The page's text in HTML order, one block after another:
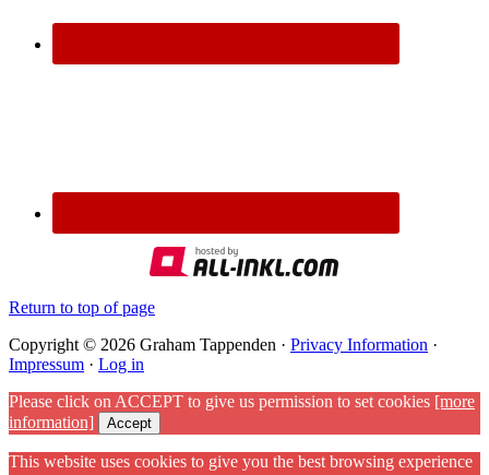
Return to top of page
Copyright © 2026 Graham Tappenden · Privacy Information ·
Impressum · Log in
Please click on ACCEPT to give us permission to set cookies [more
information]
Accept
This website uses cookies to give you the best browsing experience